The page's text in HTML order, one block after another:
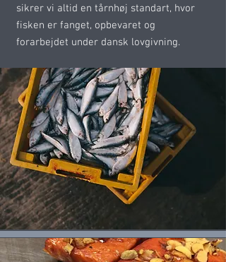
sikrer vi altid en tårnhøj standart, hvor
fisken er fanget, opbevaret og
forarbejdet under dansk lovgivning.